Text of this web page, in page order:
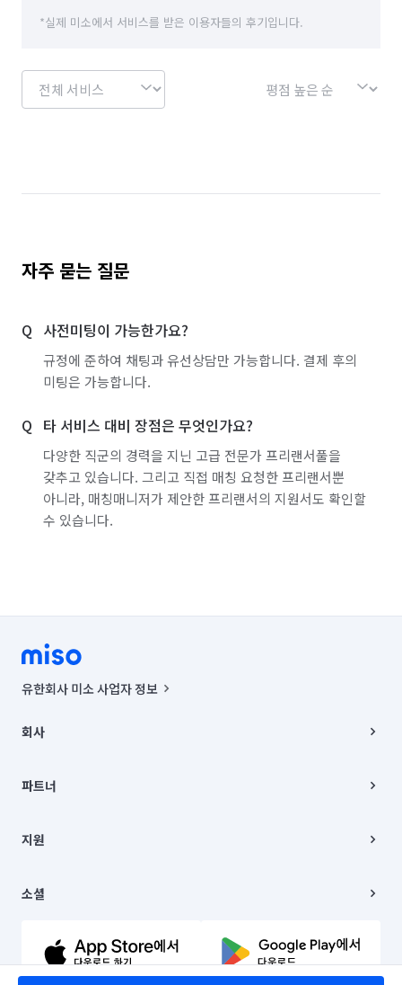
*실제 미소에서 서비스를 받은 이용자들의 후기입니다.
자주 묻는 질문
사전미팅이 가능한가요?
규정에 준하여 채팅과 유선상담만 가능합니다. 결제 후의
미팅은 가능합니다.
타 서비스 대비 장점은 무엇인가요?
다양한 직군의 경력을 지닌 고급 전문가 프리랜서풀을
갖추고 있습니다. 그리고 직접 매칭 요청한 프리랜서뿐
아니라, 매칭매니저가 제안한 프리랜서의 지원서도 확인할
수 있습니다.
유한회사 미소 사업자 정보
00019 |
주소 | 본사: 서울특별시 종로구 율곡로 6(중학동, 트윈트리빌딩) B동 5층
컨택센터 : 서울특별시 종로구 수송동 율곡로 24, 7층, 8층 미소
상품, 상품정보, 거래에 관한 의무와 책임은 거래당사자에게 있습니다.
언론 보도 관련 문의:
© 유한회사 미소. Miso, Inc. All Rights Reserved.
회사
채용
파트너
이사
지원
이용약관
문의하기
소셜
유튜브